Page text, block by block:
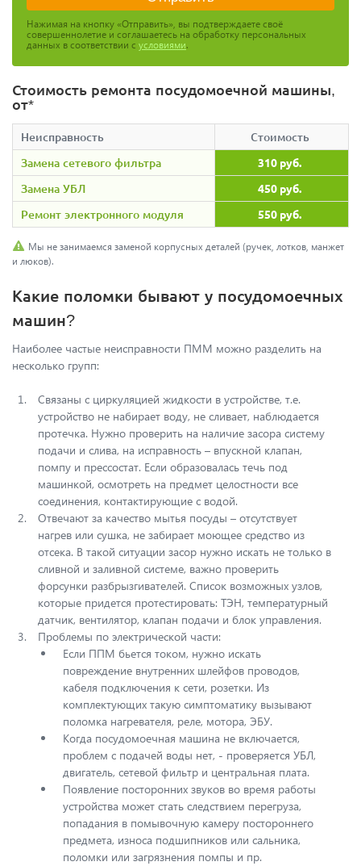
Нажимая на кнопку «Отправить», вы подтверждаете своё
совершеннолетие и соглашаетесь на обработку персональных
данных в соответствии с условиями.
Стоимость ремонта посудомоечной машины,
от*
Неисправность
Стоимость
Замена сетевого фильтра
310 руб.
Замена УБЛ 450 руб.
Ремонт электронного модуля 550 руб.
Мы не занимаемся заменой корпусных деталей (ручек, лотков, манжет
и люков).
Какие поломки бывают у посудомоечных
машин?
Наиболее частые неисправности ПММ можно разделить на
несколько групп:
Связаны с циркуляцией жидкости в устройстве, т.е.
устройство не набирает воду, не сливает, наблюдается
протечка. Нужно проверить на наличие засора систему
подачи и слива, на исправность – впускной клапан,
помпу и прессостат. Если образовалась течь под
машинкой, осмотреть на предмет целостности все
соединения, контактирующие с водой.
Отвечают за качество мытья посуды – отсутствует
нагрев или сушка, не забирает моющее средство из
отсека. В такой ситуации засор нужно искать не только в
сливной и заливной системе, важно проверить
форсунки разбрызгивателей. Список возможных узлов,
которые придется протестировать: ТЭН, температурный
датчик, вентилятор, клапан подачи и блок управления.
Проблемы по электрической части:
Если ППМ бьется током, нужно искать
повреждение внутренних шлейфов проводов,
кабеля подключения к сети, розетки. Из
комплектующих такую симптоматику вызывают
поломка нагревателя, реле, мотора, ЭБУ.
Когда посудомоечная машина не включается,
проблем с подачей воды нет, - проверяется УБЛ,
двигатель, сетевой фильтр и центральная плата.
Появление посторонних звуков во время работы
устройства может стать следствием перегруза,
попадания в помывочную камеру постороннего
предмета, износа подшипников или сальника,
поломки или загрязнения помпы и пр.